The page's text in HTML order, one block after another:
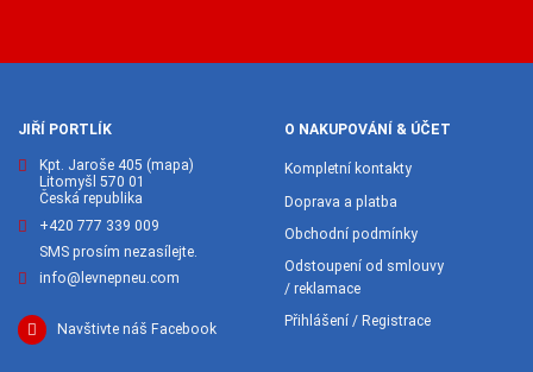
JIŘÍ PORTLÍK
Kpt. Jaroše 405 (mapa)
Litomyšl 570 01
Česká republika
+420 777 339 009
SMS prosím nezasílejte.
info@levnepneu.com
Navštivte náš Facebook
O NAKUPOVÁNÍ & ÚČET
Kompletní kontakty
Doprava a platba
Obchodní podmínky
Odstoupení od smlouvy
/ reklamace
Přihlášení / Registrace